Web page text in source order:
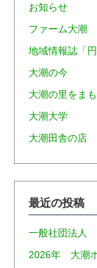
お知らせ
ファーム大潮
地域情報誌「円
大潮の今
大潮の里をま
大潮大学
大潮田舎の店
最近の投稿
一般社団法人
2026年 大潮